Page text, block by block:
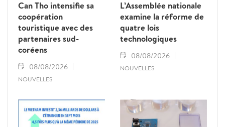
Can Tho intensifie sa
coopération
touristique avec des
partenaires sud-
coréens
08/08/2026
NOUVELLES
L’Assemblée nationale
examine la réforme de
quatre lois
technologiques
08/08/2026
NOUVELLES